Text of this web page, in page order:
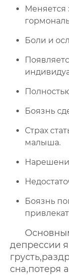
Боли и
Боязнь
Страх
малыша.
Боязнь
депрессии
сна,потеря